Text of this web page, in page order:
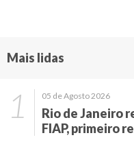
Mais lidas
05 de Agosto 2026
Rio de Janeiro
FIAP, primeiro